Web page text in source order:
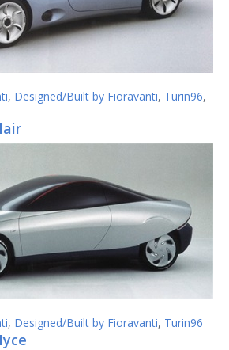
, Designed/Built by Fioravanti, Turin96,
, Designed/Built by Fioravanti, Turin96